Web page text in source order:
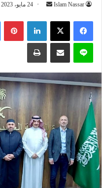
Islam Nassar
أرسل
إلكترونيا
24 مايو، 2023
لينكدإن
لاين مشاركة عبر البريد طباعة